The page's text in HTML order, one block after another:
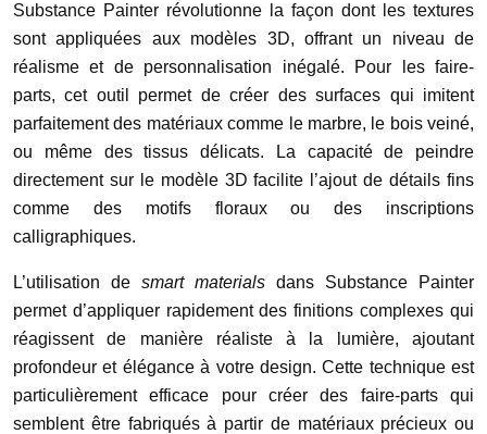
Substance Painter révolutionne la façon dont les textures
sont appliquées aux modèles 3D, offrant un niveau de
réalisme et de personnalisation inégalé. Pour les faire-
parts, cet outil permet de créer des surfaces qui imitent
parfaitement des matériaux comme le marbre, le bois veiné,
ou même des tissus délicats. La capacité de peindre
directement sur le modèle 3D facilite l’ajout de détails fins
comme des motifs floraux ou des inscriptions
calligraphiques.
L’utilisation de smart materials dans Substance Painter
permet d’appliquer rapidement des finitions complexes qui
réagissent de manière réaliste à la lumière, ajoutant
profondeur et élégance à votre design. Cette technique est
particulièrement efficace pour créer des faire-parts qui
semblent être fabriqués à partir de matériaux précieux ou